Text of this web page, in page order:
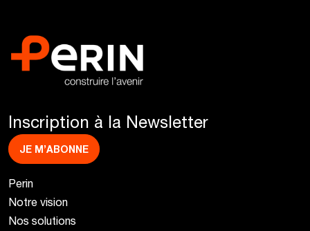
Inscription à la Newsletter
JE M’ABONNE
Perin
Notre vision
Nos solutions